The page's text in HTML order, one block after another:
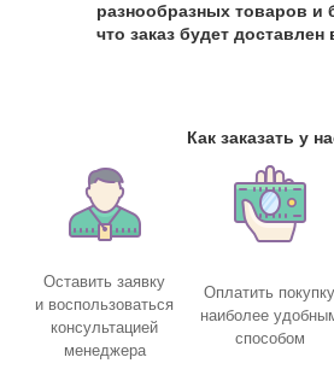
разнообразных товаров и
что заказ будет
Как заказать у
Оставить заявку
и воспользоваться
консультацией
менеджера
Оплатить покупку
наиболее
способом